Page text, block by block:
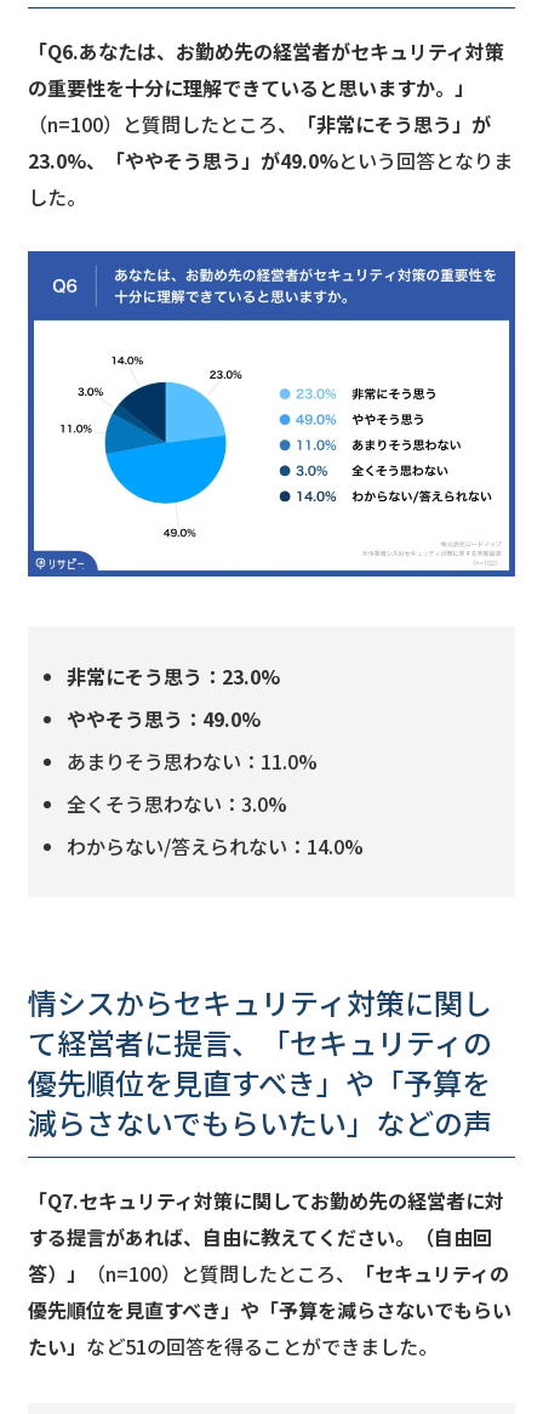
「Q6.あなたは、お勤め先の経営者がセキュリティ対策
の重要性を十分に理解できていると思いますか。」
（n=100）と質問したところ、
「非常にそう思う」が
23.0%、「ややそう思う」が49.0%という回答となりま
した。
非常にそう思う：23.0%
ややそう思う：49.0%
あまりそう思わない：11.0%
全くそう思わない：3.0%
わからない/答えられない：14.0%
情シスからセキュリティ対策に関し
て経営者に提言、「セキュリティの
優先順位を見直すべき」や「予算を
減らさないでもらいたい」などの声
「Q7.セキュリティ対策に関してお勤め先の経営者に対
する提言があれば、自由に教えてください。（自由回
答）」
（n=100）と質問したところ、
「セキュリティの
優先順位を見直すべき」や「予算を減らさないでもらい
たい」 など51の回答を得ることができました。